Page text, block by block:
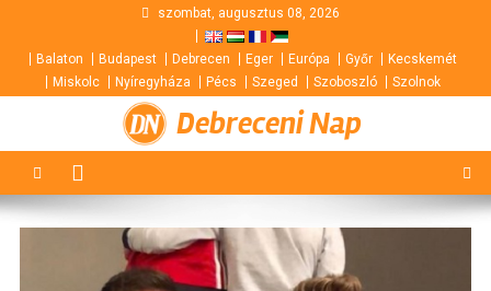
content
szombat, augusztus 08, 2026
Balaton Budapest Debrecen Eger Európa Győr
Kecskemét
Miskolc
Nyíregyháza Pécs Szeged Szoboszló Szolnok
Debreceni Nap